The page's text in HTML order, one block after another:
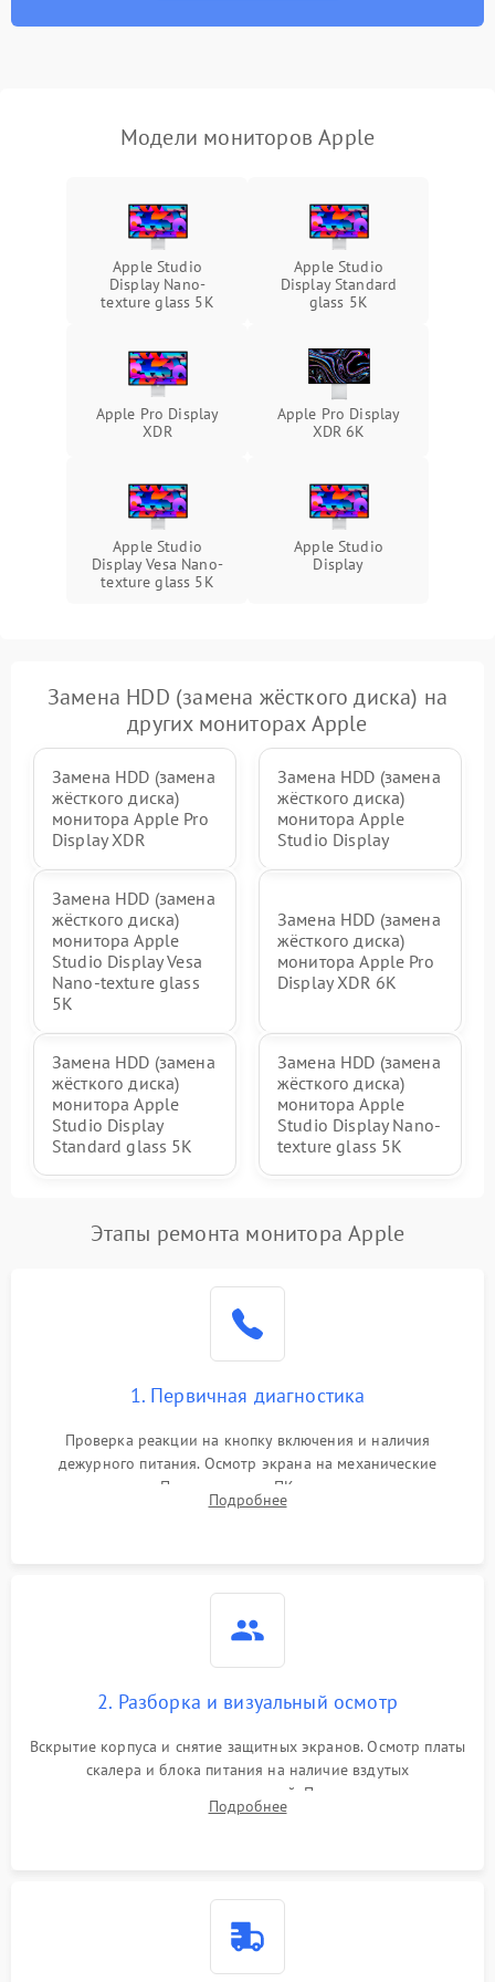
Неисправность системы
перенапряжения
Повреждение системы
защиты от перегрузок
1000 ₽ Подробнее →
защиты от перегрева
Поломка системы защиты
от перенапряжения
Подробнее →
Модели мониторов Apple
Apple Studio
Display Nano-
texture glass 5К
Apple Studio
Display Standard
glass 5К
Apple Pro Display
XDR
Apple Pro Display
XDR 6K
Apple Studio
Display Vesa Nano-
texture glass 5К
Apple Studio
Display
Замена HDD (замена жёсткого диска) на
других мониторах Apple
Замена HDD (замена
жёсткого диска)
монитора Apple Pro
Display XDR
Замена HDD (замена
жёсткого диска)
монитора Apple
Studio Display
Замена HDD (замена
жёсткого диска)
монитора Apple
Studio Display Vesa
Nano-texture glass
5К
Замена HDD (замена
жёсткого диска)
монитора Apple Pro
Display XDR 6K
Замена HDD (замена
жёсткого диска)
монитора Apple
Studio Display
Standard glass 5К
Замена HDD (замена
жёсткого диска)
монитора Apple
Studio Display Nano-
texture glass 5К
Этапы ремонта монитора Apple
1. Первичная диагностика
Проверка реакции на кнопку включения и наличия
дежурного питания. Осмотр экрана на механические
повреждения. Подключение к ПК для оценки вывода
изображения, работы подсветки и выявления артефактов на
Подробнее
2. Разборка и визуальный осмотр
Вскрытие корпуса и снятие защитных экранов. Осмотр платы
скалера и блока питания на наличие вздутых
конденсаторов, прогаров, окислений. Проверка надежности
контактов и целостности шлейфов матрицы.
Подробнее